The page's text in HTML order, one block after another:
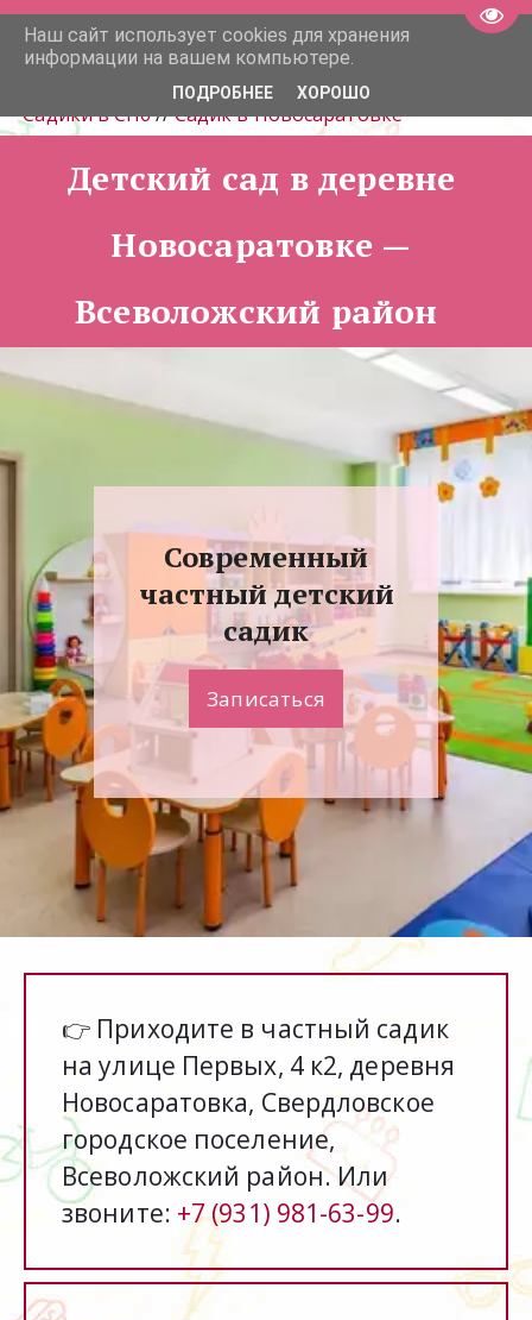
Детские сады Мими Дом
Садики в СПб // Садик в Новосаратовке
Детский сад в деревне
Новосаратовке —
Всеволожский район
Современный
частный детский
садик
Записаться
👉 Приходите в частный садик
на улице Первых, 4 к2, деревня
Новосаратовка, Свердловское
городское поселение,
Всеволожский район. Или
звоните: +7 (931) 981-63-99.
Наш сайт использует cookies для хранения
информации на вашем компьютере.
ПОДРОБНЕЕ ХОРОШО